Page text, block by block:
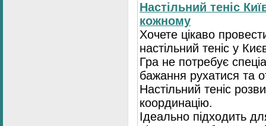
Настільний теніс
кожному
Хочете цікаво
настільний теніс у
Гра не потребує
бажання рухатися та
Настільний теніс
координацію.
Ідеально підходить